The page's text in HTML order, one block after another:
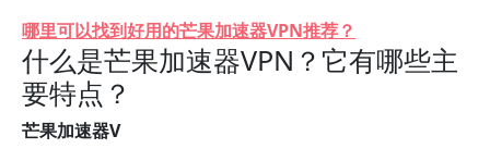
哪里可以找到好用的芒果加速器VPN推荐？
什么是芒果加速器VPN？它有哪些主
要特点？
芒果加速器V